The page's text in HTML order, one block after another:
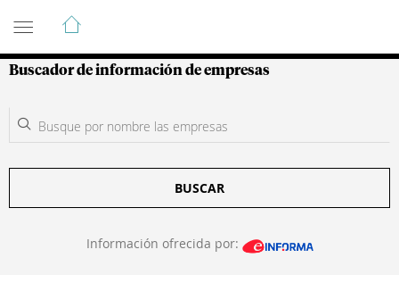
Guía de Empresas Colombianas
Buscador de información de empresas
BUSCAR
Información ofrecida por: